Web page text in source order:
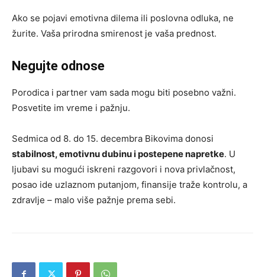
Ako se pojavi emotivna dilema ili poslovna odluka, ne
žurite. Vaša prirodna smirenost je vaša prednost.
Negujte odnose
Porodica i partner vam sada mogu biti posebno važni.
Posvetite im vreme i pažnju.
Sedmica od 8. do 15. decembra Bikovima donosi
stabilnost, emotivnu dubinu i postepene napretke. U
ljubavi su mogući iskreni razgovori i nova privlačnost,
posao ide uzlaznom putanjom, finansije traže kontrolu, a
zdravlje – malo više pažnje prema sebi.